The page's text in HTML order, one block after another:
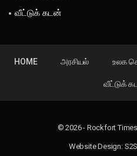
வீட்டுக் கடன்
HOME அரசியல் உலக
வீட்டுக்
© 2026 - Rockfort
Website Design: